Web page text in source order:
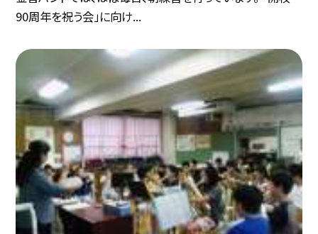
90周年を祝う会」に向け...